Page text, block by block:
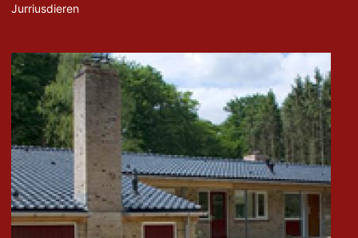
Jurriusdieren